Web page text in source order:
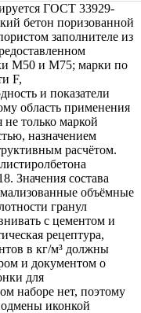
ГОСТ 33929-
бетон поризованной
заполнителе из
М50 и М75; марки по
F,
и показатели
область применения
только маркой
назначением
расчётом.
Значения состава
объёмные
гранул
с цементом и
рецептура,
в кг/м³ должны
и документом о
для
наборе нет, поэтому
иконкой